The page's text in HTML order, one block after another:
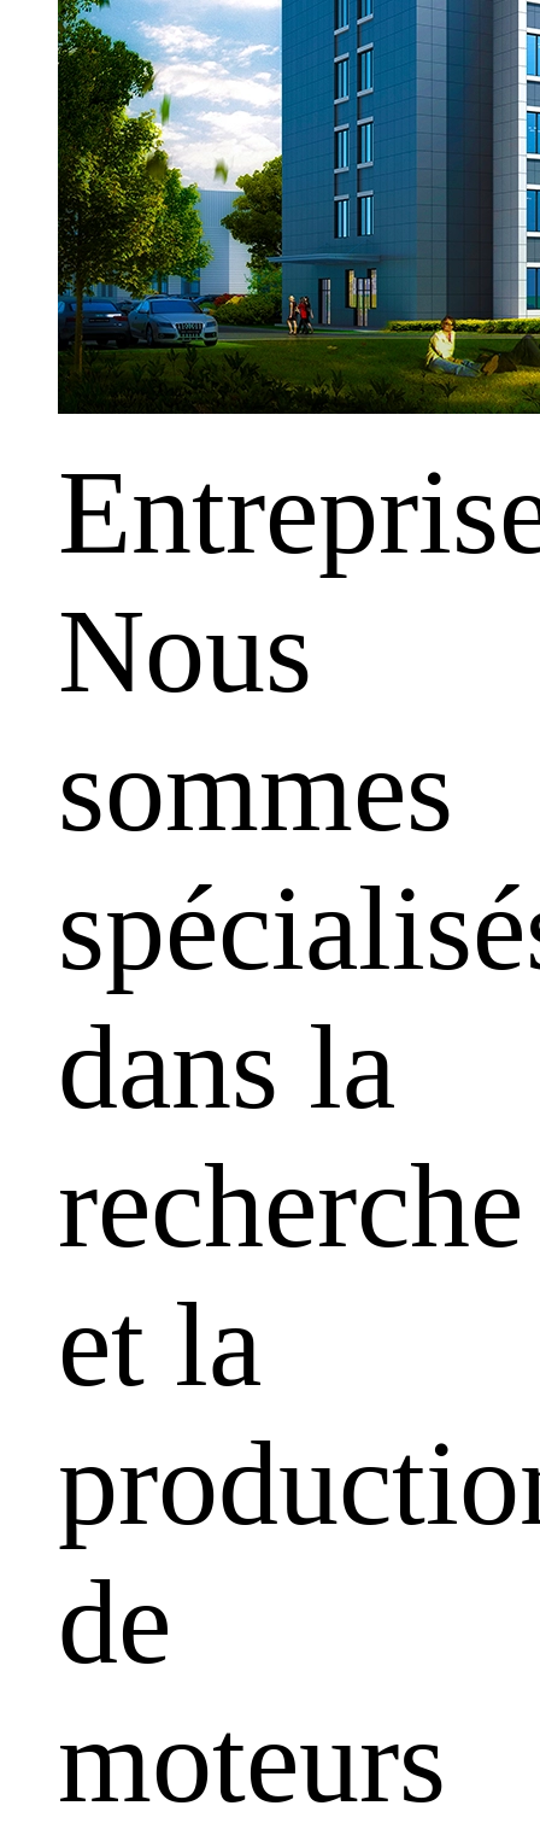
Nous
sommes
dans la
recherche
et la
de
moteurs